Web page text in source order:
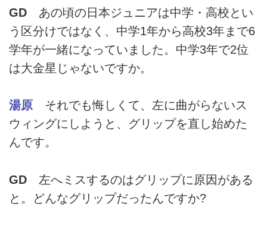
ンが根岸に誕生した。1907年に
両クラブの対抗戦が始まり、これ
が今も続く「日本アマチュアゴル
フ選手権競技」の原型となる。
GD あの頃の日本ジュニアは中学・高校とい
う区分けではなく、中学1年から高校3年まで6
学年が一緒になっていました。中学3年で2位
は大金星じゃないですか。
湯原 それでも悔しくて、左に曲がらないス
ウィングにしようと、グリップを直し始めた
んです。
GD 左へミスするのはグリップに原因がある
と。どんなグリップだったんですか?